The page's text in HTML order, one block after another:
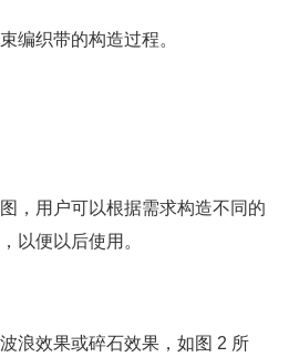
编织带的构造过程。
，用户可以根据需求构造不同的
以便以后使用。
浪效果或碎石效果，如图 2 所